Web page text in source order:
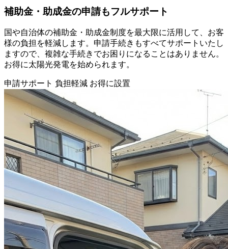
補助金・助成金の申請もフルサポート
国や自治体の補助金・助成金制度を最大限に活用して、お客
様の負担を軽減します。申請手続きもすべてサポートいたし
ますので、複雑な手続きでお困りになることはありません。
お得に太陽光発電を始められます。
申請サポート 負担軽減 お得に設置